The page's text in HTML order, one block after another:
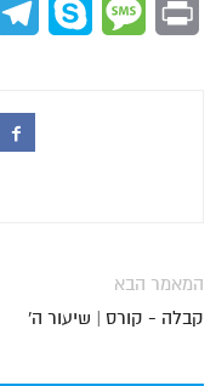
Print
Message
Skype
המאמר הבא
קבלה - קורס | שיעור ה'